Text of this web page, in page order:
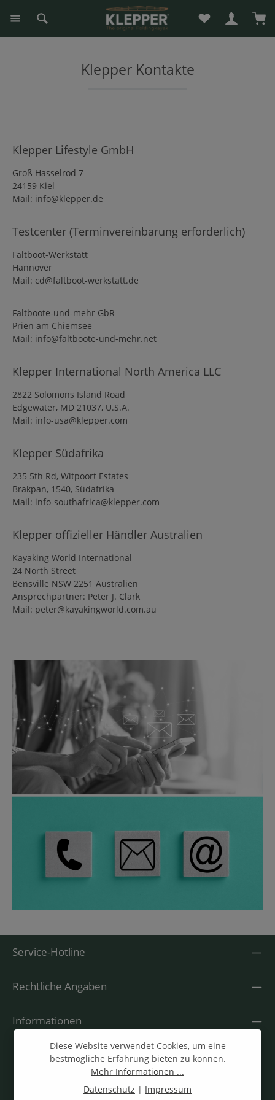
springen Du hast 0
Klepper Kontakte
Klepper Lifestyle GmbH
Groß Hasselrod 7
24159 Kiel
Mail: info@klepper.de
Testcenter (Terminvereinbarung erforderlich)
Faltboot-Werkstatt
Hannover
Mail: cd@faltboot-werkstatt.de
Faltboote-und-mehr GbR
Prien am Chiemsee
Mail: info@faltboote-und-mehr.net
Klepper International North America LLC
2822 Solomons Island Road
Edgewater, MD 21037, U.S.A.
Mail: info-usa@klepper.com
Klepper Südafrika
235 5th Rd, Witpoort Estates
Brakpan, 1540, Südafrika
Mail: info-southafrica@klepper.com
Klepper offizieller Händler Australien
Kayaking World International
24 North Street
Bensville NSW 2251 Australien
Ansprechpartner: Peter J. Clark
Mail: peter@kayakingworld.com.au
Service-Hotline
Rechtliche Angaben
Informationen
Diese Website verwendet Cookies, um eine
bestmögliche Erfahrung bieten zu können.
Mehr Informationen ...
Datenschutz | Impressum